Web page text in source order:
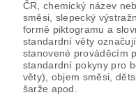
ČR, chemický název
směsi, slepecký
formě piktogramu a
standardní věty
stanovené prováděcím
standardní pokyny pro
věty), objem směsi,
šarže apod.